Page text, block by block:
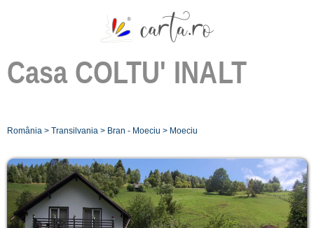
Casa COLTU' INALT
România > Transilvania > Bran - Moeciu > Moeciu